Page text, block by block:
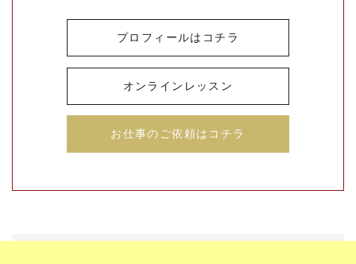
プロフィールはコチラ
オンラインレッスン
お仕事のご依頼はコチラ